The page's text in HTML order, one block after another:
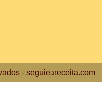
- seguieareceita.com